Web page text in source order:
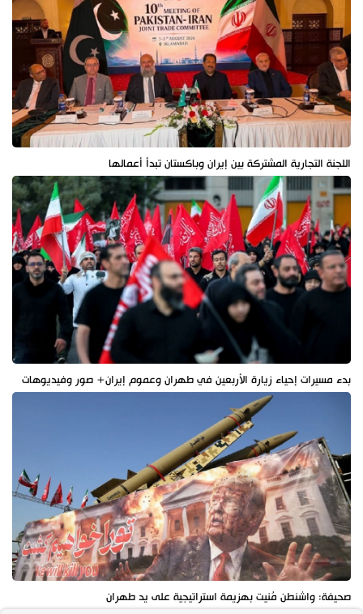
اللجنة التجارية المشتركة بين إيران وباكستان تبدأ أعمالها
بدء مسيرات إحياء زيارة الأربعين في طهران وعموم إيران+ صور وفيديوهات
صحيفة: واشنطن مُنيت بهزيمة استراتيجية على يد طهران